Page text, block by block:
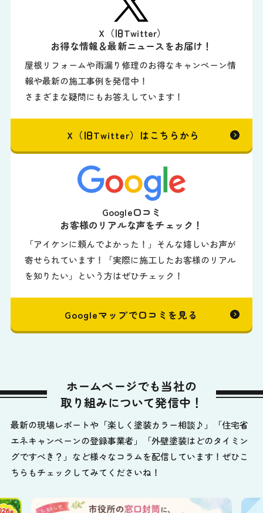
X（旧Twitter）
お得な情報＆最新ニュースをお届け！
屋根リフォームや雨漏り修理のお得なキャンペーン情
報や最新の施工事例を発信中！
さまざまな疑問にもお答えしています！
X（旧Twitter）はこちらから
Google口コミ
お客様のリアルな声をチェック！
「アイケンに頼んでよかった！」そんな嬉しいお声が
寄せられています！「実際に施工したお客様のリアル
を知りたい」という方はぜひチェック！
Googleマップで口コミを見る
ホームページでも当社の
取り組みについて発信中！
最新の現場レポートや「楽しく塗装カラー相談♪」「住宅省
エネキャンペーンの登録事業者」「外壁塗装はどのタイミン
グですべき？」など様々なコラムを配信しています！ぜひこ
ちらもチェックしてみてくださいね！